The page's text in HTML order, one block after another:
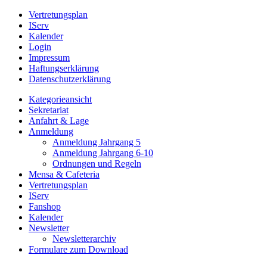
Vertretungsplan
IServ
Kalender
Login
Impressum
Haftungserklärung
Datenschutzerklärung
Kategorieansicht
Sekretariat
Anfahrt & Lage
Anmeldung
Anmeldung Jahrgang 5
Anmeldung Jahrgang 6-10
Ordnungen und Regeln
Mensa & Cafeteria
Vertretungsplan
IServ
Fanshop
Kalender
Newsletter
Newsletterarchiv
Formulare zum Download